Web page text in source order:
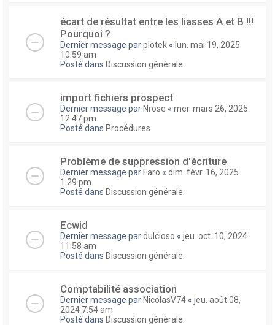
écart de résultat entre les liasses A et B !!!
Pourquoi ?
Dernier message parplotek « lun. mai 19, 2025
10:59 am
Posté dans Discussion générale
import fichiers prospect
Dernier message par Nrose « mer. mars 26, 2025
12:47 pm
Posté dans Procédures
Problème de suppression d'écriture
Dernier message par Faro « dim. févr. 16, 2025
1:29 pm
Posté dans Discussion générale
Ecwid
Dernier message pardulcioso « jeu. oct. 10, 2024
11:58 am
Posté dans Discussion générale
Comptabilité association
Dernier message par NicolasV74 « jeu. août 08,
2024 7:54 am
Posté dans Discussion générale